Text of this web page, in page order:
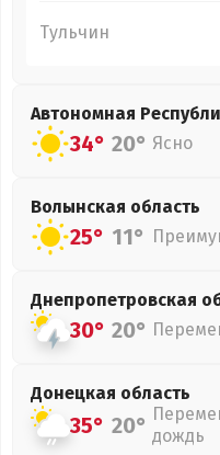
Тульчин
Автономная
34° 20° Ясно
Волынская область
25° 11°
Днепропетровская
30° 20°
Донецкая область
35° 20° дождь